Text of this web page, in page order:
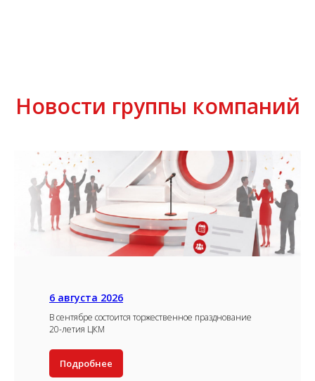
Новости группы компаний
6 августа 2026
В сентябре состоится торжественное празднование
20-летия ЦКМ
Подробнее